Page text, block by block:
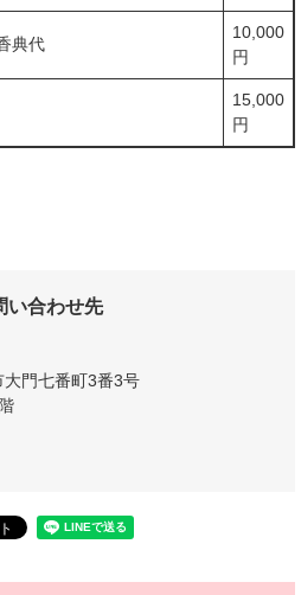
典代
10,000
円
15,000
円
い合わせ先
門七番町3番3号